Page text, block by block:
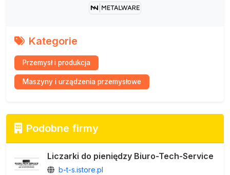
Kategorie
Przemysł i produkcja
Maszyny i urządzenia przemysłowe
Podobne firmy
Liczarki do pieniędzy Biuro-Tech-Service
b-t-s.istore.pl